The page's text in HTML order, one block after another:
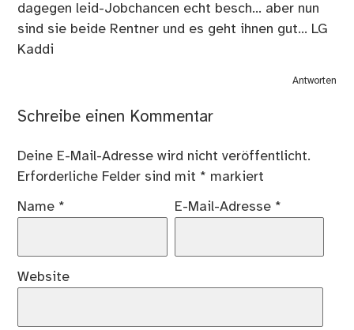
dagegen leid-Jobchancen echt besch… aber nun
sind sie beide Rentner und es geht ihnen gut… LG
Kaddi
Antworten
Schreibe einen Kommentar
Deine E-Mail-Adresse wird nicht veröffentlicht.
Erforderliche Felder sind mit * markiert
Name * E-Mail-Adresse *
Website